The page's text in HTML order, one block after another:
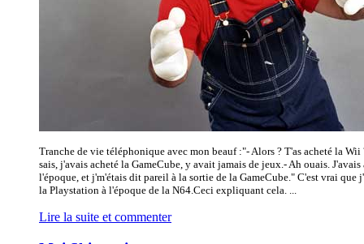
Tranche de vie téléphonique avec mon beauf :"- Alors ? T'as acheté la Wii
sais, j'avais acheté la GameCube, y avait jamais de jeux.- Ah ouais. J'avais
l'époque, et j'm'étais dit pareil à la sortie de la GameCube." C'est vrai que
la Playstation à l'époque de la N64.Ceci expliquant cela. ...
Lire la suite et commenter